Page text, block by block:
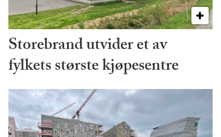
Storebrand utvider et av
fylkets største kjøpesentre